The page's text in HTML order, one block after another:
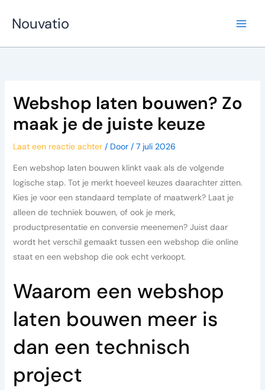
naar
inhoud
Nouvatio
Webshop laten bouwen? Zo
maak je de juiste keuze
Laat een reactie achter / Door / 7 juli 2026
Een webshop laten bouwen klinkt vaak als de volgende
logische stap. Tot je merkt hoeveel keuzes daarachter zitten.
Kies je voor een standaard template of maatwerk? Laat je
alleen de techniek bouwen, of ook je merk,
productpresentatie en conversie meenemen? Juist daar
wordt het verschil gemaakt tussen een webshop die online
staat en een webshop die ook echt verkoopt.
Waarom een webshop
laten bouwen meer is
dan een technisch
project